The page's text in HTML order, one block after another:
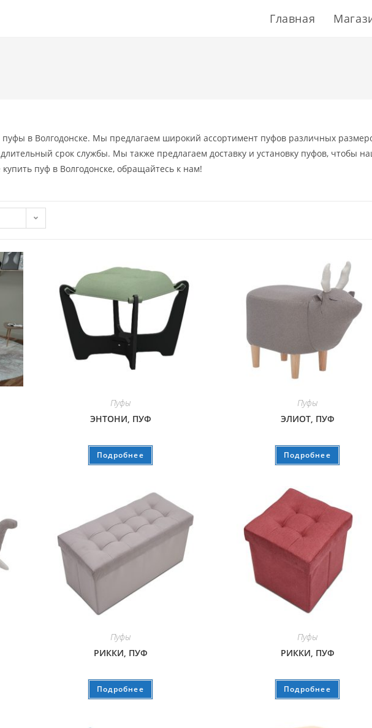
Главная
в Волгодонске. Мы предлагаем широкий ассортимент пуфов различных
срок службы. Мы также предлагаем доставку и установку пуфов, чтобы
пуф в Волгодонске, обращайтесь к нам!
Пуфы
ЭНТОНИ, ПУФ
Подробнее
Пуфы
ЭЛИОТ, ПУФ
Подробнее
Пуфы
РИККИ, ПУФ
Подробнее
Пуфы
РИККИ, ПУФ
Подробнее